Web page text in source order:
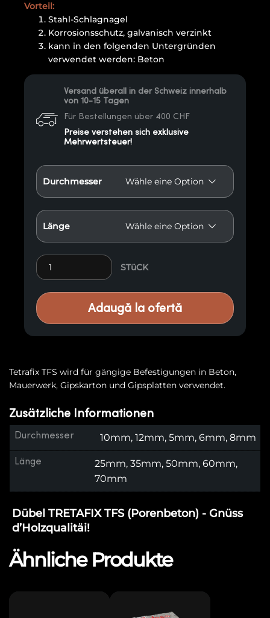
Vorteil:
Stahl-Schlagnagel
Korrosionsschutz, galvanisch verzinkt
kann in den folgenden Untergründen
verwendet werden: Beton
Versand überall in der Schweiz innerhalb
von 10-15 Tagen
Für Bestellungen über 400 CHF
Preise verstehen sich exklusive
Mehrwertsteuer!
Durchmesser
Länge
Dübel TRETAFIX TFS (Porenbeton) quantity
STüCK
Adaugă la ofertă
Tetrafix TFS wird für gängige Befestigungen in Beton,
Mauerwerk, Gipskarton und Gipsplatten verwendet.
Zusätzliche Informationen
Durchmesser 10mm, 12mm, 5mm, 6mm, 8mm
Länge
25mm, 35mm, 50mm, 60mm,
70mm
Dübel TRETAFIX TFS (Porenbeton) - Gnüss
d’Holzqualitäi!
Ähnliche Produkte